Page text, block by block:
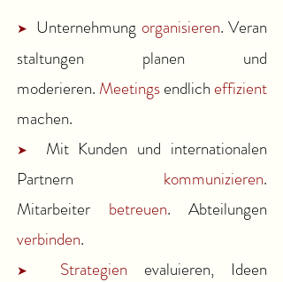
➤ Unternehmung organisieren. Veran
staltungen planen und
moderieren. Meetingsendlich effizient
machen.
➤
Mit Kunden und internationalen
Partnern kommunizieren.
Mitarbeiter betreuen. Abteilungen
verbinden.
➤ Strategien evaluieren, Ideen